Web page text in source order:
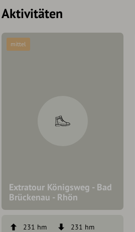
Aktivitäten
Extratour Königsweg - Bad
Brückenau - Rhön
mittel
231 hm
231 hm